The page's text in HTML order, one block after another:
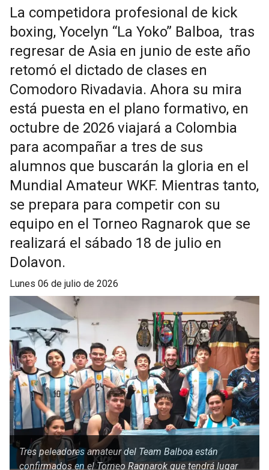
La competidora profesional de kick
boxing, Yocelyn “La Yoko” Balboa, tras
regresar de Asia en junio de este año
retomó el dictado de clases en
Comodoro Rivadavia. Ahora su mira
está puesta en el plano formativo, en
octubre de 2026 viajará a Colombia
para acompañar a tres de sus
alumnos que buscarán la gloria en el
Mundial Amateur WKF. Mientras tanto,
se prepara para competir con su
equipo en el Torneo Ragnarok que se
realizará el sábado 18 de julio en
Dolavon.
lunes 06 de julio de 2026
Tres peleadores amateur del Team Balboa están
confirmados en el Torneo Ragnarok que tendrá lugar